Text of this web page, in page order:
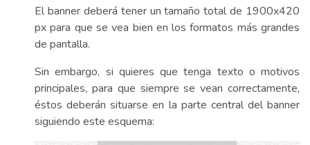
El banner deberá tener un tamaño total de 1900x420
px para que se vea bien en los formatos más grandes
de pantalla.
Sin embargo, si quieres que tenga texto o motivos
principales, para que siempre se vean correctamente,
éstos deberán situarse en la parte central del banner
siguiendo este esquema: